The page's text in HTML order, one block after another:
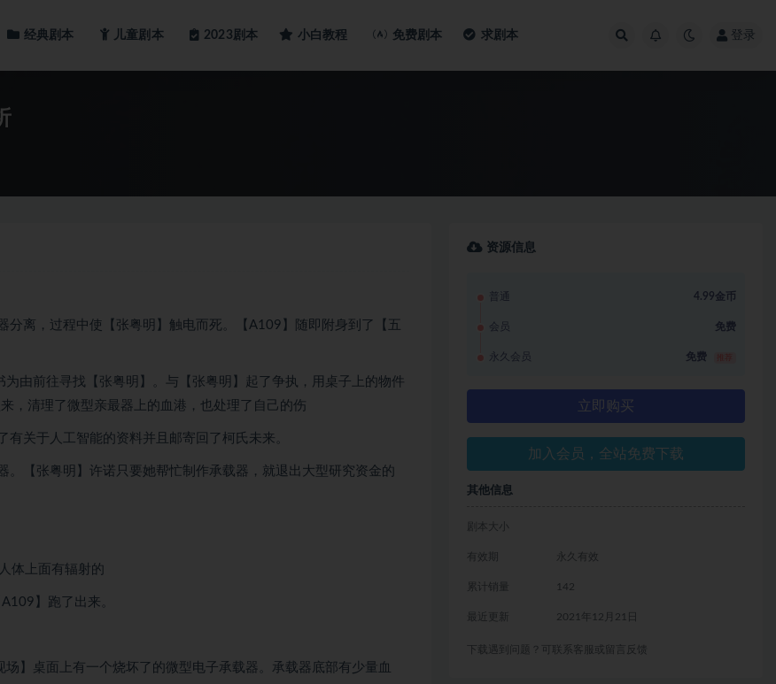
经典剧本 儿童剧本 2023剧本 小白教程 免费剧本 求剧本 登录
离，过程中使【张粤明】触电而死。【A109】随即附身到了【五
由前往寻找【张粤明】。与【张粤明】起了争执，用桌子上的物件
，清理了微型亲最器上的血港，也处理了自己的伤
有关于人工智能的资料并且邮寄回了柯氏未来。
。【张粤明】许诺只要她帮忙制作承载器，就退出大型研究资金的
体上面有辐射的
】跑了出来。
】桌面上有一个烧坏了的微型电子承载器。承载器底部有少量血
资源信息
普通 4.99金币
会员 免费
永久会员 免费
立即购买
加入会员，全站免费下载
其他信息
剧本大小
有效期 永久有效
累计销量 142
最近更新 2021年12月21日
下载遇到问题？可联系客服或留言反馈